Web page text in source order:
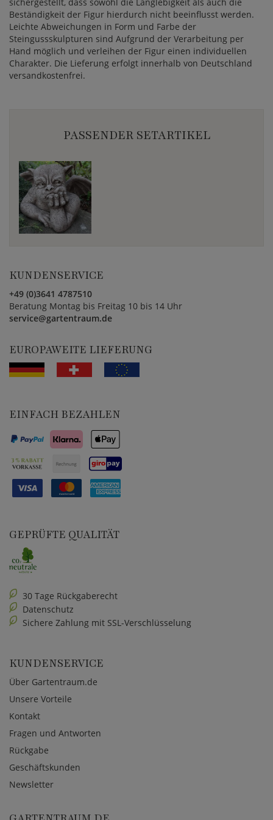
Beständigkeit der Figur hierdurch nicht beeinflusst werden.
Leichte Abweichungen in Form und Farbe der
Steingussskulpturen sind Aufgrund der Verarbeitung per
Hand möglich und verleihen der Figur einen individuellen
Charakter. Die Lieferung erfolgt innerhalb von Deutschland
versandkostenfrei.
PASSENDER SETARTIKEL
KUNDENSERVICE
+49 (0)3641 4787510
Beratung Montag bis Freitag 10 bis 14 Uhr
service@gartentraum.de
EUROPAWEITE LIEFERUNG
EINFACH BEZAHLEN
GEPRÜFTE QUALITÄT
30 Tage Rückgaberecht
Datenschutz
Sichere Zahlung mit SSL-Verschlüsselung
KUNDENSERVICE
Über Gartentraum.de
Unsere Vorteile
Kontakt
Fragen und Antworten
Rückgabe
Geschäftskunden
Newsletter